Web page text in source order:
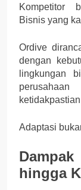
Kompetitor
Bisnis yang
Ordive
dengan
lingkungan
Adaptasi
hingga